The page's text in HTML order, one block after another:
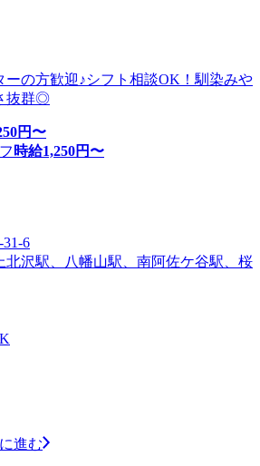
ーの方歓迎♪シフト相談OK！馴染みや
抜群◎
円〜
時給1,250円〜
6
北沢駅、八幡山駅、南阿佐ケ谷駅、桜
進む